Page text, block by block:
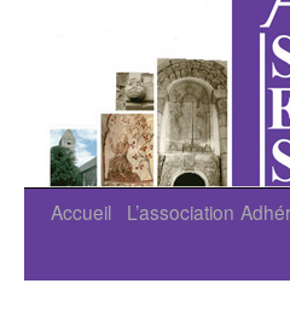
Accueil L’association